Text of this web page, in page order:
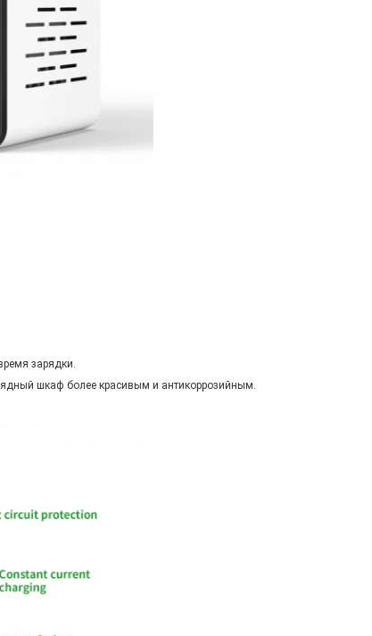
зарядки.
шкаф более красивым и антикоррозийным.